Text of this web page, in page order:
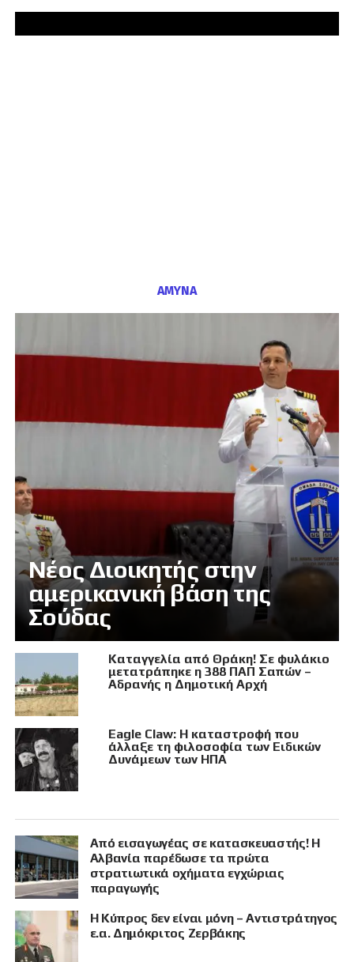
ΑΜΥΝΑ
Νέος Διοικητής στην
αμερικανική βάση της
Σούδας
Καταγγελία από Θράκη! Σε φυλάκιο
μετατράπηκε η 388 ΠΑΠ Σαπών –
Αδρανής η Δημοτική Αρχή
Eagle Claw: Η καταστροφή που
άλλαξε τη φιλοσοφία των Ειδικών
Δυνάμεων των ΗΠΑ
Από εισαγωγέας σε κατασκευαστής! Η
Αλβανία παρέδωσε τα πρώτα
στρατιωτικά οχήματα εγχώριας
παραγωγής
Η Κύπρος δεν είναι μόνη – Αντιστράτηγος
ε.α. Δημόκριτος Ζερβάκης